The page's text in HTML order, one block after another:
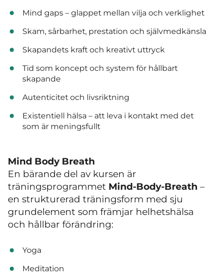
Mind gaps – glappet mellan vilja och verklighet
Skam, sårbarhet, prestation och självmedkänsla
Skapandets kraft och kreativt uttryck
Tid som koncept och system för hållbart
skapande
Autenticitet och livsriktning
Existentiell hälsa – att leva i kontakt med det
som är meningsfullt
Mind Body Breath
En bärande del av kursen är
träningsprogrammet Mind-Body-Breath –
en strukturerad träningsform med sju
grundelement som främjar helhetshälsa
och hållbar förändring:
Yoga
Meditation